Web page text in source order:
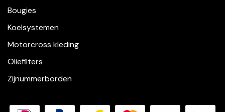
Bougies
Koelsystemen
Motorcross kleding
Oliefilters
Zijnummerborden